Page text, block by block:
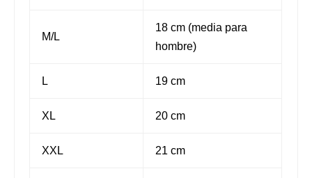
M/L
18 cm (media para
hombre)
L 19 cm
XL 20 cm
XXL 21 cm